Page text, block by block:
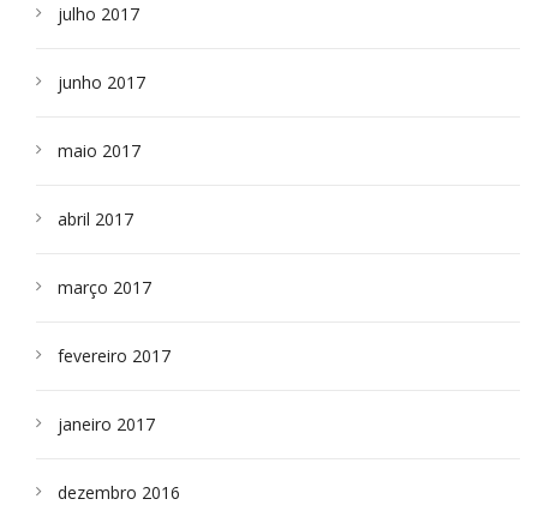
julho 2017
junho 2017
maio 2017
abril 2017
março 2017
fevereiro 2017
janeiro 2017
dezembro 2016